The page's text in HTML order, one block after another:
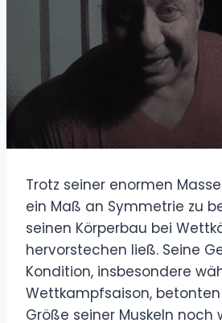
Trotz seiner enormen
ein Maß an Symmetrie zu
seinen Körperbau bei
hervorstechen ließ. Seine
Kondition, insbesondere
Wettkampfsaison,
Größe seiner Muskeln noch